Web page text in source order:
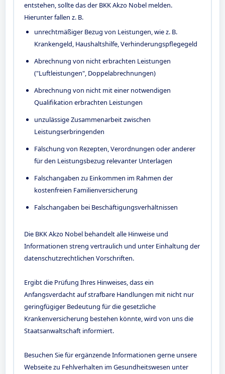
entstehen, sollte das der BKK Akzo Nobel melden.
Hierunter fallen z. B.
unrechtmäßiger Bezug von Leistungen, wie z. B.
Krankengeld, Haushaltshilfe, Verhinderungspflegegeld
Abrechnung von nicht erbrachten Leistungen
("Luftleistungen", Doppelabrechnungen)
Abrechnung von nicht mit einer notwendigen
Qualifikation erbrachten Leistungen
unzulässige Zusammenarbeit zwischen
Leistungserbringenden
Fälschung von Rezepten, Verordnungen oder anderer
für den Leistungsbezug relevanter Unterlagen
Falschangaben zu Einkommen im Rahmen der
kostenfreien Familienversicherung
Falschangaben bei Beschäftigungsverhältnissen
Die BKK Akzo Nobel behandelt alle Hinweise und
Informationen streng vertraulich und unter Einhaltung der
datenschutzrechtlichen Vorschriften.
Ergibt die Prüfung Ihres Hinweises, dass ein
Anfangsverdacht auf strafbare Handlungen mit nicht nur
geringfügiger Bedeutung für die gesetzliche
Krankenversicherung bestehen könnte, wird von uns die
Staatsanwaltschaft informiert.
Besuchen Sie für ergänzende Informationen gerne unsere
Webseite zu Fehlverhalten im Gesundheitswesen unter